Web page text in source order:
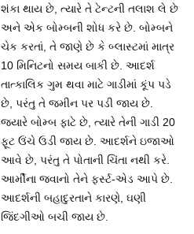
શંકા થાય છે, ત્યારે તે ટેન્ટની તલાશ લે છે
અને એક બોમ્બની શોધ કરે છે. બોમ્બને
ચેક કરતાં, તે જાણે છે કે બ્લાસ્ટમાં માત્ર
10 મિનિટનો સમય બાકી છે. આદર્શ
તાત્કાલિક ગુમ થવા માટે ગાડીમાં કૂંપ પડે
છે, પરંતુ તે જમીન પર પડી જાય છે.
જ્યારે બોમ્બ ફાટે છે, ત્યારે તેની ગાડી 20
ફૂટ ઉંચે ઉડી જાય છે. આદર્શને ઇજાઓ
આવે છે, પરંતુ તે પોતાની ચિંતા નથી કરે.
આર્મીના જવાનો તેને ફર્સ્ટ-એડ આપે છે.
આદર્શની બહાદુરતાને કારણે, ઘણી
જિંદગીઓ બચી જાય છે.